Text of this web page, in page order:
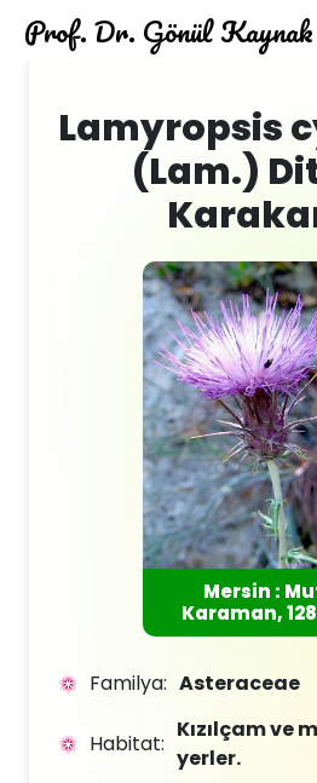
Prof. Dr. Gönül Kaynak
Lamyropsis
(Lam.)
Mersin :
Karaman,
Familya: Asteraceae
Habitat:
Kızılçam ve
yerler.